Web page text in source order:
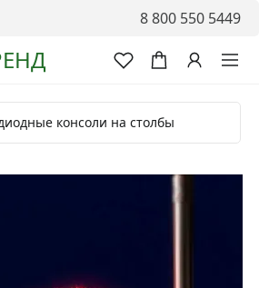
8 800 550 5449
консоли на столбы